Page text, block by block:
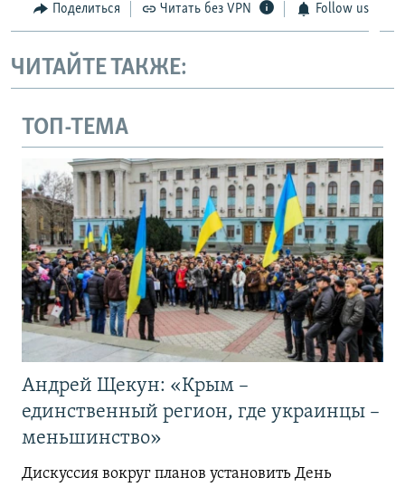
Поделиться Читать без VPN Follow us
ЧИТАЙТЕ ТАКЖЕ:
ТОП-ТЕМА
Андрей Щекун: «Крым –
единственный регион, где украинцы –
меньшинство»
Дискуссия вокруг планов установить День